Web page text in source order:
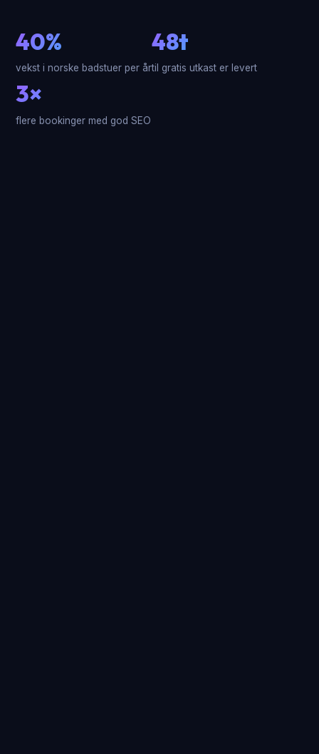
40%
vekst i norske badstuer per år
48t
til gratis utkast er levert
3×
flere bookinger med god SEO